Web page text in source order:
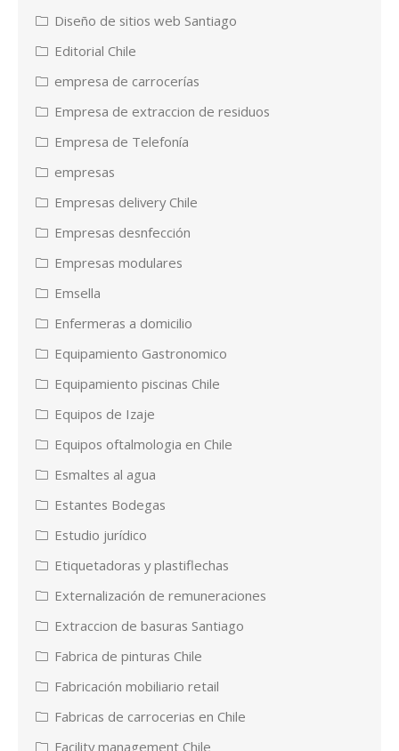
Diseño de sitios web Santiago
Editorial Chile
empresa de carrocerías
Empresa de extraccion de residuos
Empresa de Telefonía
empresas
Empresas delivery Chile
Empresas desnfección
Empresas modulares
Emsella
Enfermeras a domicilio
Equipamiento Gastronomico
Equipamiento piscinas Chile
Equipos de Izaje
Equipos oftalmologia en Chile
Esmaltes al agua
Estantes Bodegas
Estudio jurídico
Etiquetadoras y plastiflechas
Externalización de remuneraciones
Extraccion de basuras Santiago
Fabrica de pinturas Chile
Fabricación mobiliario retail
Fabricas de carrocerias en Chile
Facility management Chile